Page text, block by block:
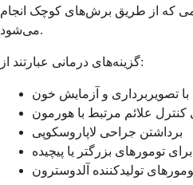
که از طریق برش‌های کوچک انجام
می‌شود.
گزینه‌های درمانی عبارتند از:
تصویربرداری و آزمایش خون
کنترل علائم مرتبط با هورمون
برداشتن جراحی لاپاروسکوپی
تومورهای بزرگتر یا پیچیده
تولیدکننده آلدوسترون